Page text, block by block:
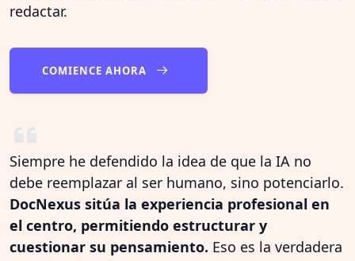
redactar.
COMIENCE AHORA
Siempre he defendido la idea de que la IA no
debe reemplazar al ser humano, sino potenciarlo.
DocNexus sitúa la experiencia profesional en
el centro, permitiendo estructurar y
cuestionar su pensamiento. Eso es la verdadera